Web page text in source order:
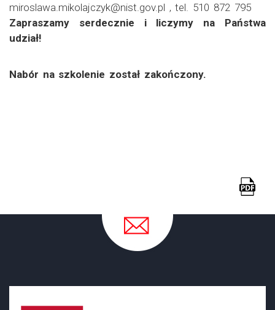
miroslawa.mikolajczyk@nist.gov.pl , tel. 510 872 795
Zapraszamy serdecznie i liczymy na Państwa
udział!
Nabór na szkolenie został zakończony.